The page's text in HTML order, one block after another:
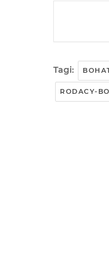
Tagi:
RODACY-